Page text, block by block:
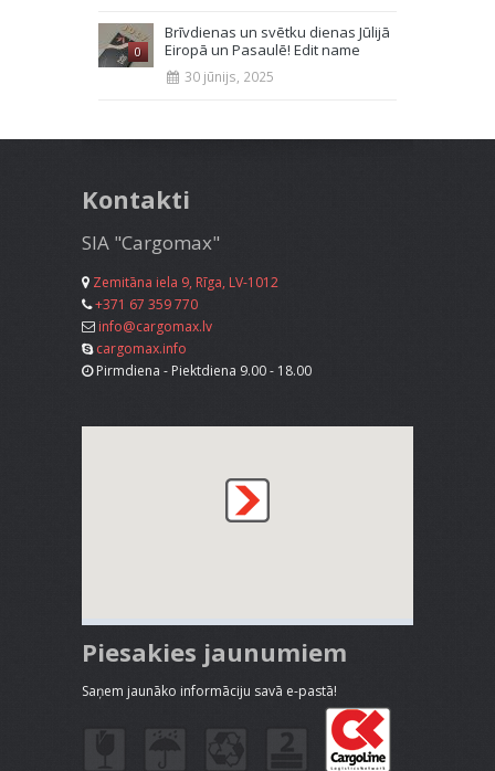
0
Brīvdienas un svētku dienas Jūlijā
Eiropā un Pasaulē! Edit name
30 jūnijs, 2025
Kontakti
SIA "Cargomax"
Zemitāna iela 9, Rīga, LV-1012
+371 67 359 770
info@cargomax.lv
cargomax.info
Pirmdiena - Piektdiena 9.00 - 18.00
Piesakies jaunumiem
Saņem jaunāko informāciju savā e-pastā!